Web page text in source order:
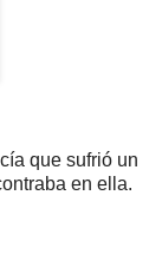
que sufrió un
en ella.